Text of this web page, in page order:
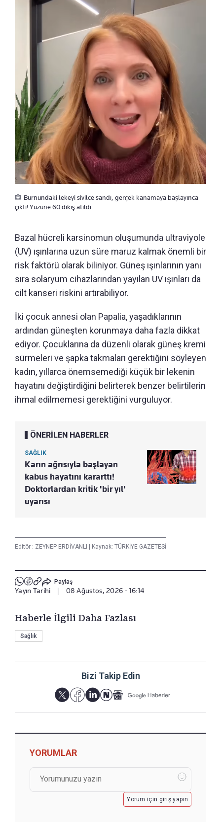
Burnundaki lekeyi sivilce sandı, gerçek kanamaya başlayınca
çıktı! Yüzüne 60 dikiş atıldı
Bazal hücreli karsinomun oluşumunda ultraviyole
(UV) ışınlarına uzun süre maruz kalmak önemli bir
risk faktörü olarak biliniyor. Güneş ışınlarının yanı
sıra solaryum cihazlarından yayılan UV ışınları da
cilt kanseri riskini artırabiliyor.
İki çocuk annesi olan Papalia, yaşadıklarının
ardından güneşten korunmaya daha fazla dikkat
ediyor. Çocuklarına da düzenli olarak güneş kremi
sürmeleri ve şapka takmaları gerektiğini söyleyen
kadın, yıllarca önemsemediği küçük bir lekenin
hayatını değiştirdiğini belirterek benzer belirtilerin
ihmal edilmemesi gerektiğini vurguluyor.
ÖNERİLEN HABERLER
SAĞLIK
Karın ağrısıyla başlayan
kabus hayatını kararttı!
Doktorlardan kritik 'bir yıl'
uyarısı
Editör : ZEYNEP ERDİVANLI | Kaynak: TÜRKİYE GAZETESİ
Paylaş
Yayın Tarihi 08 Ağustos, 2026 - 16:14
Haberle İlgili Daha Fazlası
Sağlık
Bizi Takip Edin
YORUMLAR
Yorum için giriş yapın